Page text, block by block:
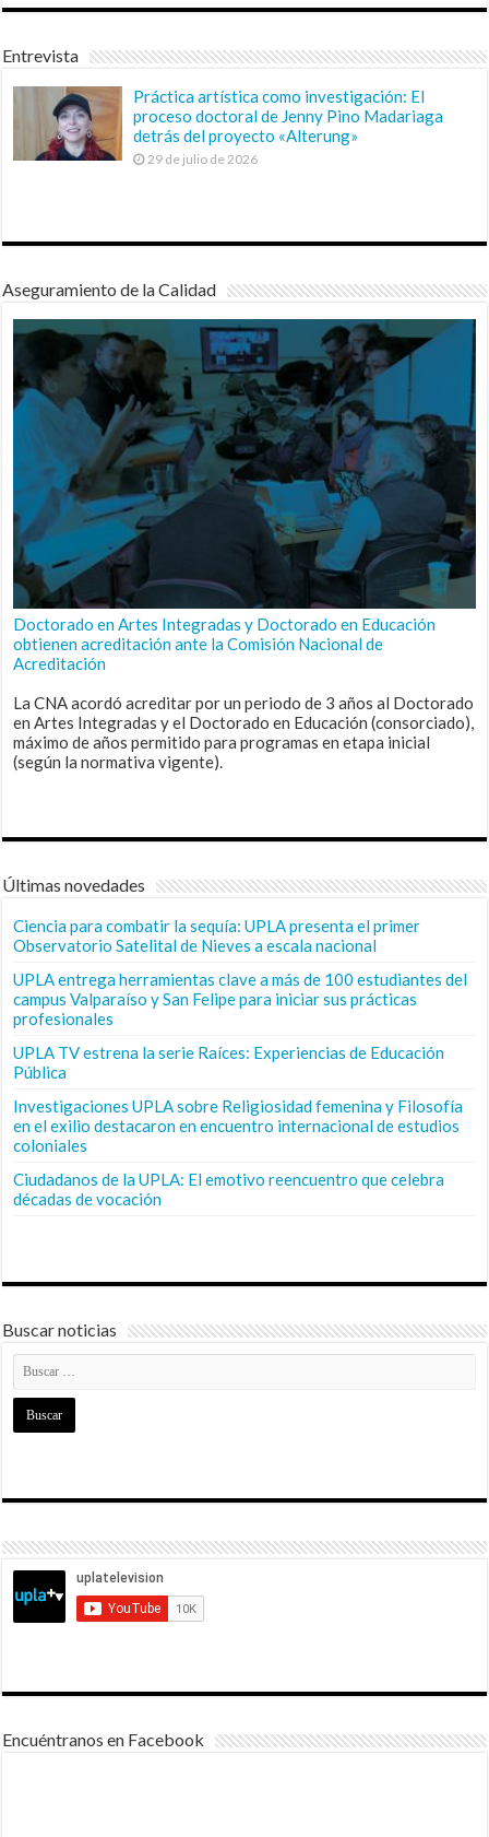
Entrevista
Práctica artística como investigación: El
proceso doctoral de Jenny Pino Madariaga
detrás del proyecto «Alterung»
29 de julio de 2026
Aseguramiento de la Calidad
Doctorado en Artes Integradas y Doctorado en Educación
obtienen acreditación ante la Comisión Nacional de
Acreditación
La CNA acordó acreditar por un periodo de 3 años al Doctorado
en Artes Integradas y el Doctorado en Educación (consorciado),
máximo de años permitido para programas en etapa inicial
(según la normativa vigente).
Últimas novedades
Ciencia para combatir la sequía: UPLA presenta el primer
Observatorio Satelital de Nieves a escala nacional
UPLA entrega herramientas clave a más de 100 estudiantes del
campus Valparaíso y San Felipe para iniciar sus prácticas
profesionales
UPLA TV estrena la serie Raíces: Experiencias de Educación
Pública
Investigaciones UPLA sobre Religiosidad femenina y Filosofía
en el exilio destacaron en encuentro internacional de estudios
coloniales
Ciudadanos de la UPLA: El emotivo reencuentro que celebra
décadas de vocación
Buscar noticias
Encuéntranos en Facebook